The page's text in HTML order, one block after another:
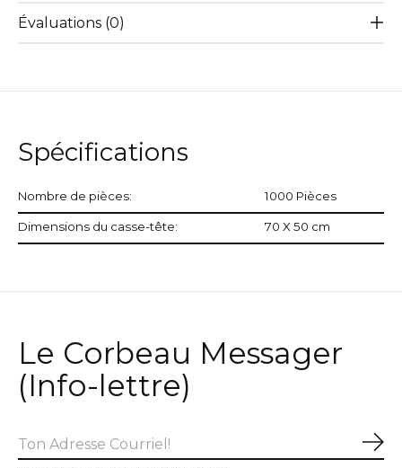
Évaluations (0)
Spécifications
Nombre de pièces: 1000 Pièces
Dimensions du casse-tête: 70 X 50 cm
Le Corbeau Messager
(Info-lettre)